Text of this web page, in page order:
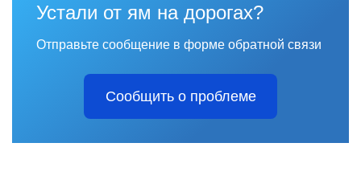
Устали от ям на дорогах?
Отправьте сообщение в форме обратной связи
Сообщить о проблеме